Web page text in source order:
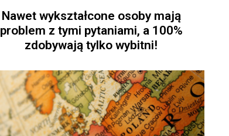
Nawet wykształcone osoby mają
problem z tymi pytaniami, a 100%
zdobywają tylko wybitni!